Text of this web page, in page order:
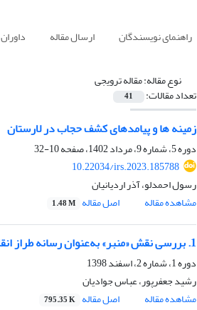
راهنمای نویسندگان ارسال مقاله داوران
نوع مقاله:مقاله ترویجی
تعداد مقالات: 41
زمینه ها و پیامدهای کشف حجاب در لارستان
دوره 5، شماره 9، مرداد 1402، صفحه
10-32
10.22034/irs.2023.185788
رسول احمدلو، آذر اردیانیان
مشاهده مقاله
اصل مقاله 1.48 M
1. بررسی نقش «منبر» به‌عنوان رسانه طراز انقلاب اسلامی بر اساس مدل ارتباطی
دوره 1، شماره 2، اسفند 1398
رشید جعفرپور، عباس جوادیان
مشاهده مقاله
اصل مقاله 795.35 K